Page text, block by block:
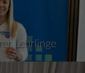
Lehrlinge